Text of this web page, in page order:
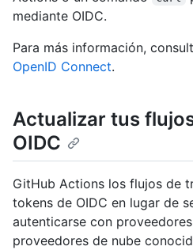
mediante OIDC.
Para más información,
OpenID Connect.
Actualizar tus
OIDC
GitHub Actions los flujos de
tokens de OIDC en lugar de
autenticarse con
proveedores de nube